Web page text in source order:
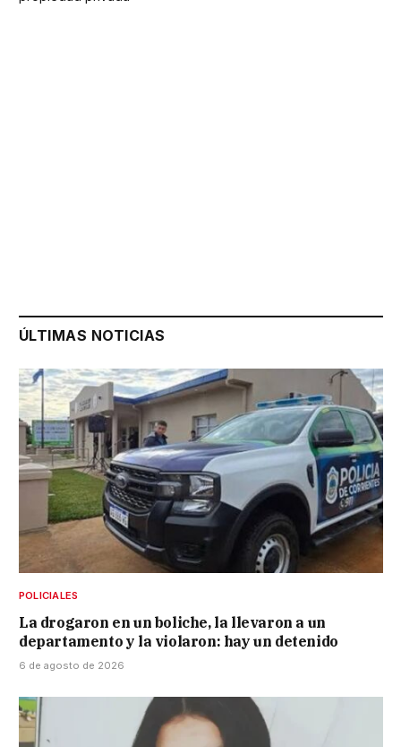
ÚLTIMAS NOTICIAS
POLICIALES
La drogaron en un boliche, la llevaron a un
departamento y la violaron: hay un detenido
6 de agosto de 2026